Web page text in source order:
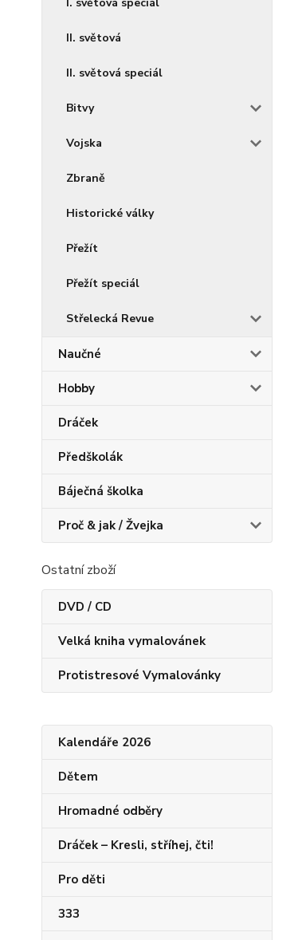
II. světová
II. světová speciál
Bitvy
Vojska
Zbraně
Historické války
Přežít
Přežít speciál
Střelecká Revue
Naučné
Hobby
Dráček
Předškolák
Báječná školka
Proč & jak / Žvejka
Ostatní zboží
DVD / CD
Velká kniha vymalovánek
Protistresové Vymalovánky
Kalendáře 2026
Dětem
Hromadné odběry
Dráček – Kresli, stříhej, čti!
Pro děti
333